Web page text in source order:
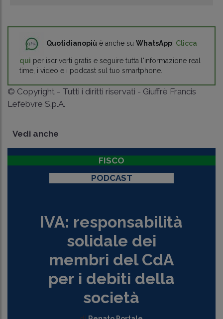
Quotidianopiù è anche su WhatsApp! Clicca
qui per iscriverti gratis e seguire tutta l'informazione real
time, i video e i podcast sul tuo smartphone.
© Copyright - Tutti i diritti riservati - Giuffrè Francis
Lefebvre S.p.A.
Vedi anche
FISCO
PODCAST
IVA: responsabilità
solidale dei
membri del CdA
per i debiti della
società